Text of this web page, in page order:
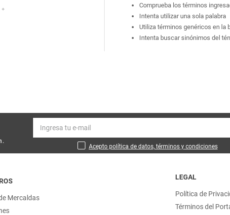
Comprueba los términos
Intenta utilizar una sola palabra
Utiliza términos genéricos en la
Intenta buscar sinónimos del
Acepto política de datos, términos y condiciones
Mercaldas
LEGAL
Política de
Términos del